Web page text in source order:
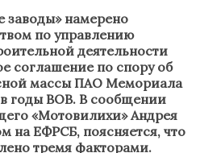
намерено
по управлению
деятельности
соглашение по спору об
массы ПАО Мемориала
годы ВОВ. В сообщении
«Мотовилихи» Андрея
на ЕФРСБ, поясняется, что
тремя факторами.